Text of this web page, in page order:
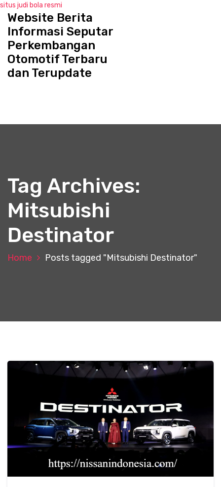
situs judi bola resmi
e
Website Berita
Informasi Seputar
Perkembangan
Otomotif Terbaru
dan Terupdate
Tag Archives:
Mitsubishi
Destinator
Home Posts tagged "Mitsubishi Destinator"